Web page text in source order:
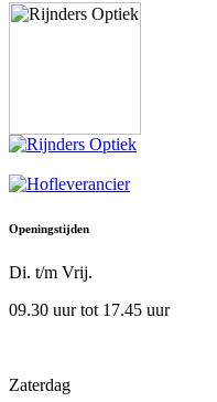
Openingstijden
Di. t/m Vrij.
09.30 uur tot 17.45 uur
Zaterdag